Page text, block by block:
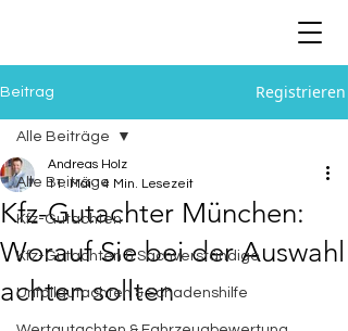
Beitrag Registrieren
Alle Beiträge
Kfz-Gutachten
Kfz-Gutachten & Sachverständige
Unfallgutachten & Schadenshilfe
Alle Beiträge
Kfz-Gutachter München:
Worauf Sie bei der Auswahl
achten sollten
Andreas Holz
11. Mai 14 Min. Lesezeit